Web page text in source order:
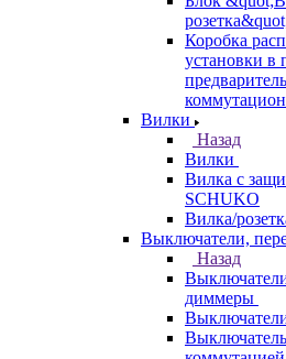
Коробка
установки в
Вилки
Назад
Вилки
Вилка с
SCHUKO
Вилка/
Выключатели,
Назад
диммеры